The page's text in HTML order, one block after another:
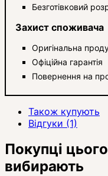
Безготівковий
Захист споживача
Оригінальна
Офіційна гарантія
Повернення на
Також купують
Відгуки (1)
Покупці
вибирають